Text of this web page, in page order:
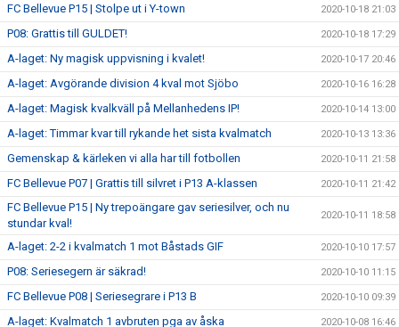
FC Bellevue P15 | Stolpe ut i Y-town 2020-10-18 21:03
P08: Grattis till GULDET! 2020-10-18 17:29
A-laget: Ny magisk uppvisning i kvalet! 2020-10-17 20:46
A-laget: Avgörande division 4 kval mot Sjöbo 2020-10-16 16:28
A-laget: Magisk kvalkväll på Mellanhedens IP! 2020-10-14 13:00
A-laget: Timmar kvar till rykande het sista kvalmatch 2020-10-13 13:36
Gemenskap & kärleken vi alla har till fotbollen 2020-10-11 21:58
FC Bellevue P07 | Grattis till silvret i P13 A-klassen 2020-10-11 21:42
FC Bellevue P15 | Ny trepoängare gav seriesilver, och nu
stundar kval!
2020-10-11 18:58
A-laget: 2-2 i kvalmatch 1 mot Båstads GIF 2020-10-10 17:57
P08: Seriesegern är säkrad! 2020-10-10 11:15
FC Bellevue P08 | Seriesegrare i P13 B 2020-10-10 09:39
A-laget: Kvalmatch 1 avbruten pga av åska 2020-10-08 16:46